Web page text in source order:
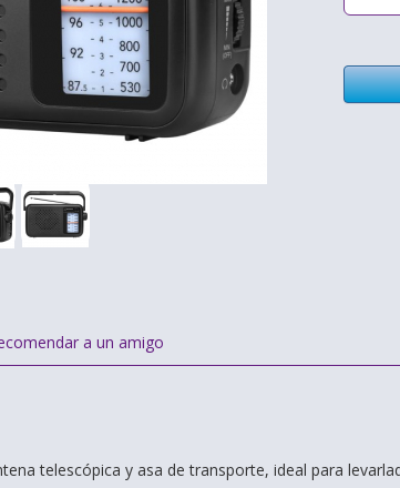
a un amigo
telescópica y asa de transporte, ideal para